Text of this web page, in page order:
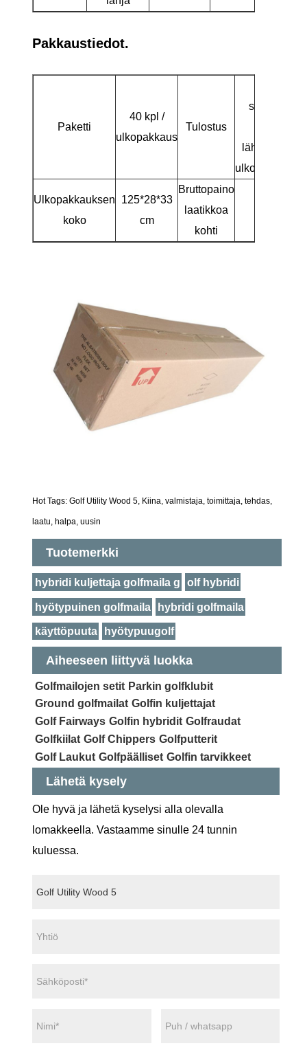
Pakkaustiedot.
Paketti
40 kpl /
ulkopakkaus
Tulostus
Ulkopakkauksen
koko
125*28*33
cm
Bruttopaino
laatikkoa
kohti
Hot Tags: Golf Utility Wood 5, Kiina, valmistaja, toimittaja, tehdas,
laatu, halpa, uusin
Tuotemerkki
hybridi kuljettaja golfmaila g olf hybridi
hyötypuinen golfmaila hybridi golfmaila
käyttöpuuta hyötypuugolf
Aiheeseen liittyvä luokka
Golfmailojen setit Parkin golfklubit
Ground golfmailat Golfin kuljettajat
Golf Fairways Golfin hybridit Golfraudat
Golfkiilat Golf Chippers Golfputterit
Golf Laukut Golfpäälliset Golfin tarvikkeet
Lähetä kysely
Ole hyvä ja lähetä kyselysi alla olevalla
lomakkeella. Vastaamme sinulle 24 tunnin
kuluessa.